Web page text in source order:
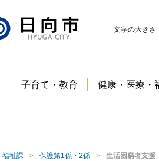
文字の大きさ
子育て・教育 健康・医療・
福祉課 保護第1係・2係 生活困窮者支援